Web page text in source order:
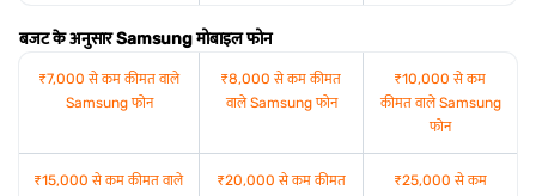
बजट के अनुसार Samsung मोबाइल फोन
₹7,000 से कम कीमत वाले
Samsung फोन
₹8,000 से कम कीमत
वाले Samsung फोन
₹10,000 से कम
कीमत वाले Samsung
फोन
₹15,000 से कम कीमत वाले
₹20,000 से कम कीमत
₹25,000 से कम